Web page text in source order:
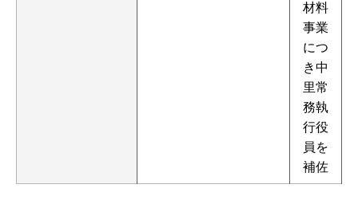
材料
事業
につ
き中
里常
務執
行役
員を
補佐